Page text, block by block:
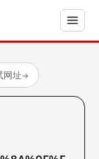
网址→